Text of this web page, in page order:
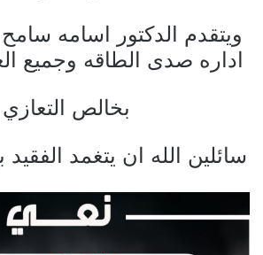
ويتقدم الدكتور اسامه
اداره صدى الطاقه وجميع
بخالص التعازي
سائلين الله ان يتغمد